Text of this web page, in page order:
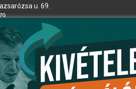
u. 69.
hu(kdnp[at]kdnp[dot]hu)